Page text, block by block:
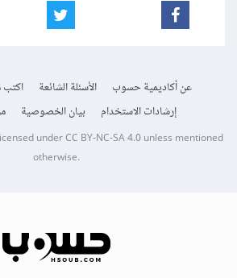
عن أكاديمية حسوب الأسئلة الشائعة اكتب
إرشادات الاستخدام
بيان الخصوصية
underCC BY-NC-SA 4.0unless mentioned
otherwise.